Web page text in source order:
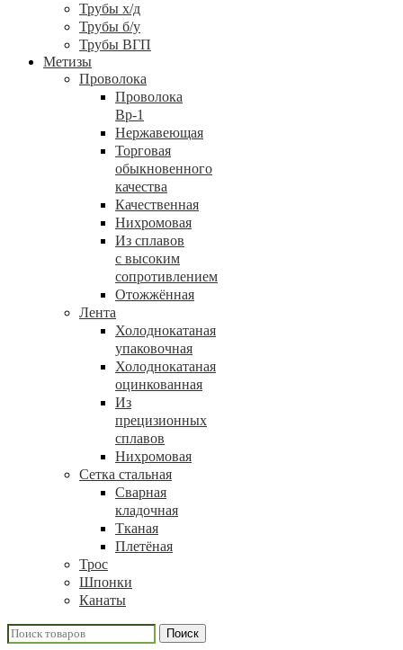
Трубы х/д
Трубы б/у
Трубы ВГП
Метизы
Проволока
Проволока
Вр-1
Нержавеющая
Торговая
обыкновенного
качества
Качественная
Нихромовая
Из сплавов
с высоким
сопротивлением
Отожжённая
Лента
Холоднокатаная
упаковочная
Холоднокатаная
оцинкованная
Из
прецизионных
сплавов
Нихромовая
Сетка стальная
Сварная
кладочная
Тканая
Плетёная
Трос
Шпонки
Канаты
Поиск